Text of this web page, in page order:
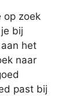
op zoek
bij
het
naar
past bij